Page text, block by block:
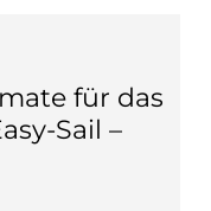
für das
Sail –